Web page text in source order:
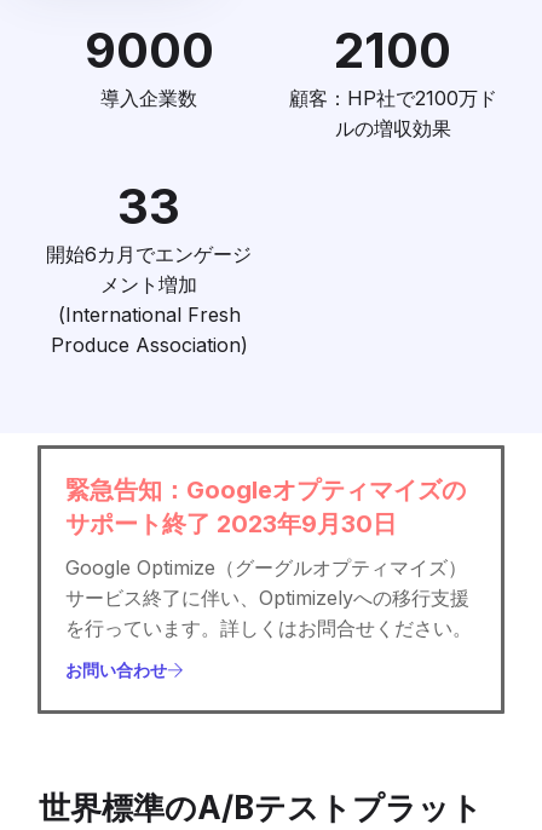
9000
導入企業数
2100
顧客：HP社で2100万ド
ルの増収効果
33
開始6カ月でエンゲージ
メント増加
(International Fresh
Produce Association)
緊急告知：Googleオプティマイズの
サポート終了 2023年9月30日
Google Optimize（グーグルオプティマイズ）
サービス終了に伴い、Optimizelyへの移行支援
を行っています。詳しくはお問合せください。
お問い合わせ
世界標準のA/Bテストプラット